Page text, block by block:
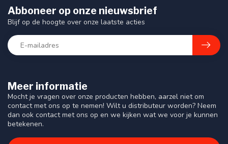
Meer informatie
Mocht je vragen over onze producten hebben, aarzel niet om
contact met ons op te nemen! Wilt u distributeur worden? Neem
dan ook contact met ons op en we kijken wat we voor je kunnen
betekenen.
Abboneer op onze nieuwsbrief
Blijf op de hoogte over onze laatste acties